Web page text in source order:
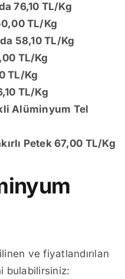
76,10 TL/Kg
TL/Kg
58,10 TL/Kg
TL/Kg
TL/Kg
TL/Kg
Alüminyum Tel
Petek 67,00 TL/Kg
ve fiyatlandırılan
bulabilirsiniz: